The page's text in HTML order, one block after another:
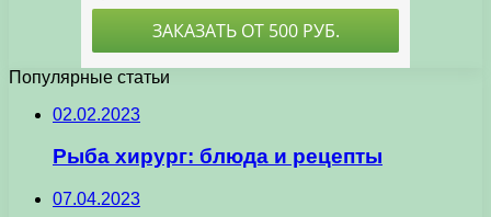
Популярные статьи
02.02.2023
Рыба хирург: блюда и рецепты
07.04.2023